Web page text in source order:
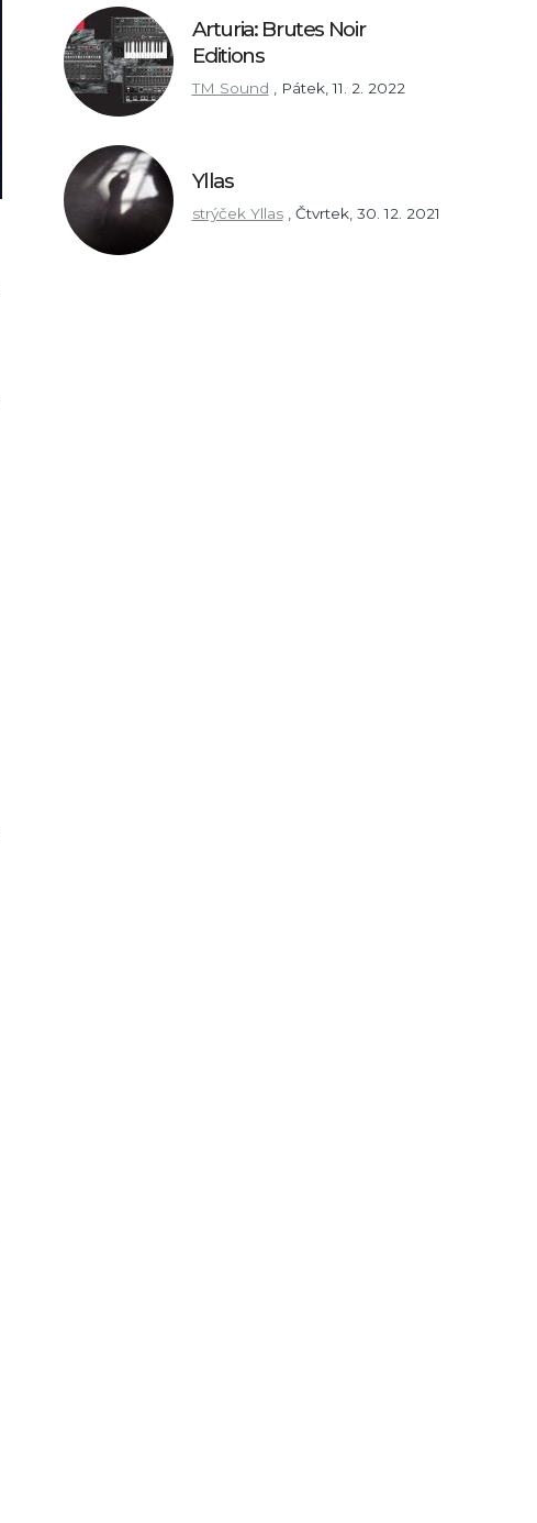
Arturia: Brutes Noir
Editions
TM Sound , Pátek, 11. 2. 2022
Yllas
strýček Yllas Čtvrtek, 30. 12. 2021